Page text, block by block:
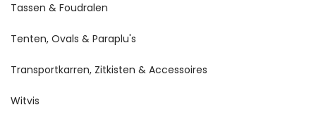
Tassen & Foudralen
Tenten, Ovals & Paraplu's
Transportkarren, Zitkisten & Accessoires
Witvis